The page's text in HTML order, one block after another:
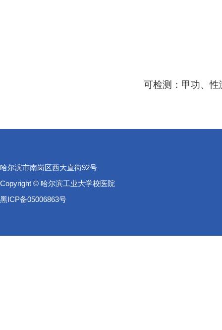
可检测：甲功、
哈尔滨市南岗区西大直街92号
Copyright © 哈尔滨工业大学校医院
黑ICP备05006863号